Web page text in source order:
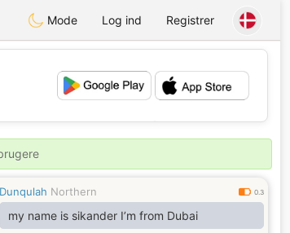
Mode Log ind Registrer
💕
Dunqulah Northern 0.3
my name is sikander I’m from Dubai